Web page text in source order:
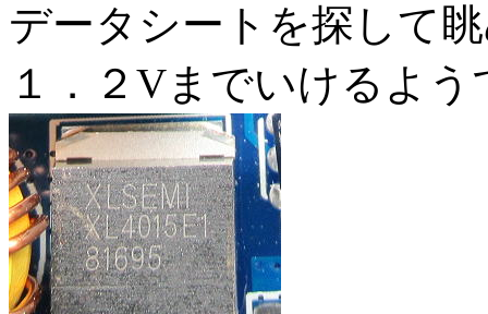
データシートを探して
１．２Vまでいけるよう